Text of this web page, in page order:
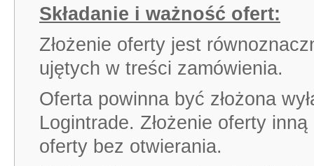
Składanie i ważność ofert:
Złożenie oferty jest
ujętych w treści zamówienia.
Oferta powinna być złożona
Logintrade. Złożenie oferty
oferty bez otwierania.